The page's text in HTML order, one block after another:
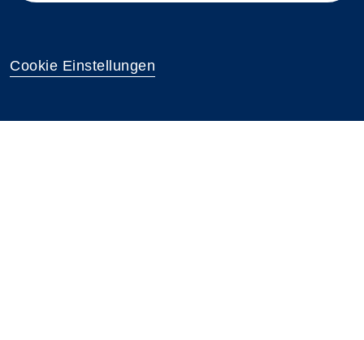
Cookie Einstellungen